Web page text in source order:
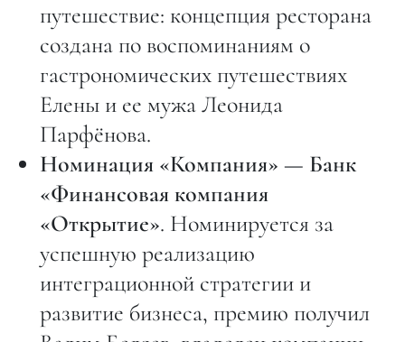
путешествие: концепция ресторана
создана по воспоминаниям о
гастрономических путешествиях
Елены и ее мужа Леонида
Парфёнова.
Номинация «Компания» — Банк
«Финансовая компания
«Открытие». Номинируется за
успешную реализацию
интеграционной стратегии и
развитие бизнеса, премию получил